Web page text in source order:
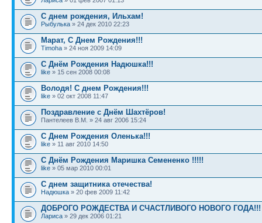
С днем рождения, Ильхам!
Рыбулька » 24 дек 2010 22:23
Марат, С Днем Рождения!!!
Timoha » 24 ноя 2009 14:09
С Днём Рождения Надюшка!!!
like » 15 сен 2008 00:08
Володя! С днем Рождения!!!
like » 02 окт 2008 11:47
Поздравление с Днём Шахтёров!
Пантелеев В.М. » 24 авг 2006 15:24
С Днем Рождения Оленька!!!
like » 11 авг 2010 14:50
С Днём Рождения Маришка Семененко !!!!!
like » 05 мар 2010 00:01
С днем защитника отечества!
Надюшка » 20 фев 2009 11:42
ДОБРОГО РОЖДЕСТВА И СЧАСТЛИВОГО НОВОГО ГОДА!!!
Лариса » 29 дек 2006 01:21